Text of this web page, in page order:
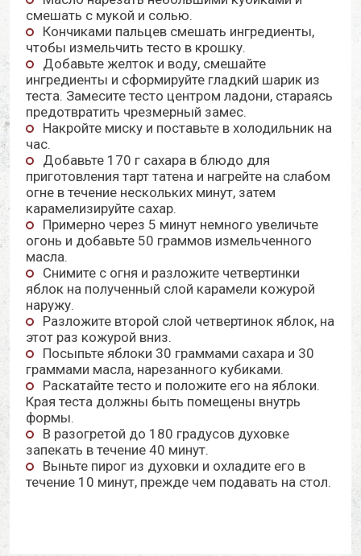
смешать с мукой и солью.
Кончиками пальцев смешать ингредиенты,
чтобы измельчить тесто в крошку.
Добавьте желток и воду, смешайте
ингредиенты и сформируйте гладкий шарик из
теста. Замесите тесто центром ладони, стараясь
предотвратить чрезмерный замес.
Накройте миску и поставьте в холодильник на
час.
Добавьте 170 г сахара в блюдо для
приготовления тарт татена и нагрейте на слабом
огне в течение нескольких минут, затем
карамелизируйте сахар.
Примерно через 5 минут немного увеличьте
огонь и добавьте 50 граммов измельченного
масла.
Снимите с огня и разложите четвертинки
яблок на полученный слой карамели кожурой
наружу.
Разложите второй слой четвертинок яблок, на
этот раз кожурой вниз.
Посыпьте яблоки 30 граммами сахара и 30
граммами масла, нарезанного кубиками.
Раскатайте тесто и положите его на яблоки.
Края теста должны быть помещены внутрь
формы.
В разогретой до 180 градусов духовке
запекать в течение 40 минут.
Выньте пирог из духовки и охладите его в
течение 10 минут, прежде чем подавать на стол.